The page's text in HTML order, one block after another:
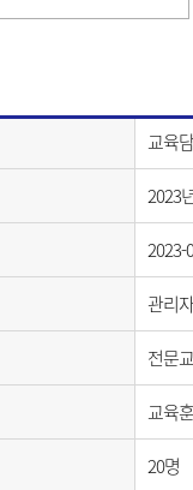
교육
2023
2023-
관리자
전문
교육
20명